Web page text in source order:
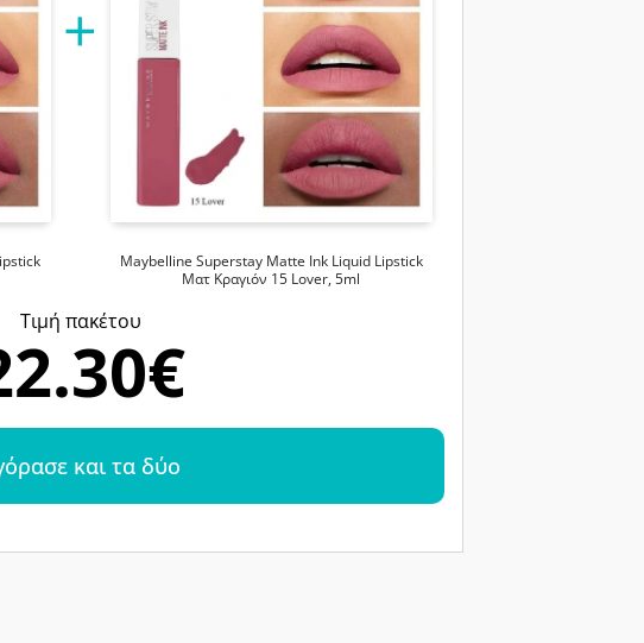
Maybelline Superstay Matte Ink Liquid Lipstick
Ματ Κραγιόν 15 Lover, 5ml
Tιμή πακέτου
και τα δύο